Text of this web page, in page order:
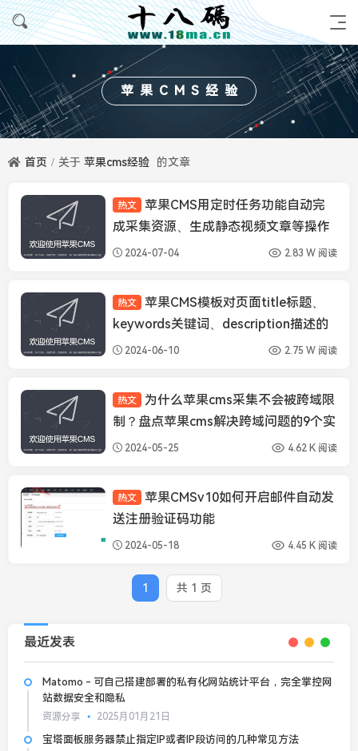
苹果CMS经验
首页 关于 苹果cms经验 的文章
苹果CMS经验
热文
苹果CMS用定时任务功能自动完
成采集资源、生成静态视频文章等操作
2024-07-04 2.83 W 阅读
苹果CMS经验
热文
苹果CMS模板对页面title标题、
keywords关键词、description描述的
基本SEO优化
2024-06-10 2.75 W 阅读
苹果CMS经验
热文
为什么苹果cms采集不会被跨域限
制？盘点苹果cms解决跨域问题的9个实
用方案
2024-05-25 4.62 K 阅读
苹果CMS经验
热文
苹果CMSv10如何开启邮件自动发
送注册验证码功能
2024-05-18 4.45 K 阅读
1 共 1 页
最近发表
Matomo - 可自己搭建部署的私有化网站统计平台，完全掌控网
站数据安全和隐私
资源分享 2025月01月21日
宝塔面板服务器禁止指定IP或者IP段访问的几种常见方法